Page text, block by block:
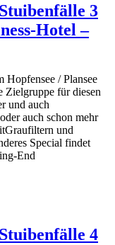
3
Hotel –
Hopfensee / Plansee
für diesen
und auch
auch schon mehr
und
Special findet
End
4